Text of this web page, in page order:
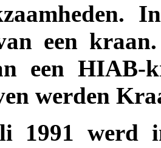
een
een HIAB-
werden
1991 werd